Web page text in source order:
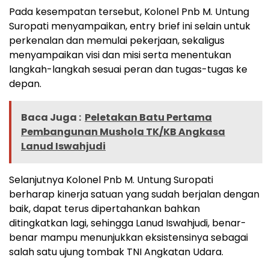
Pada kesempatan tersebut, Kolonel Pnb M. Untung
Suropati menyampaikan, entry brief ini selain untuk
perkenalan dan memulai pekerjaan, sekaligus
menyampaikan visi dan misi serta menentukan
langkah-langkah sesuai peran dan tugas-tugas ke
depan.
Baca Juga : Peletakan Batu Pertama
Pembangunan Mushola TK/KB Angkasa
Lanud Iswahjudi
Selanjutnya Kolonel Pnb M. Untung Suropati
berharap kinerja satuan yang sudah berjalan dengan
baik, dapat terus dipertahankan bahkan
ditingkatkan lagi, sehingga Lanud Iswahjudi, benar-
benar mampu menunjukkan eksistensinya sebagai
salah satu ujung tombak TNI Angkatan Udara.